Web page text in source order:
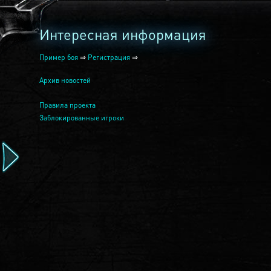
Интересная информация
Пример боя ⇒ Регистрация ⇒
Архив новостей
Правила проекта
Заблокированные игроки